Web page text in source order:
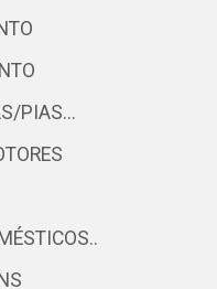
PIAS...